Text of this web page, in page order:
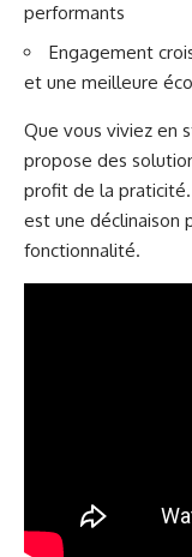
performants
Engagement
et une meilleure
Que vous viviez en
propose des
profit de la praticité.
est une déclinaison
fonctionnalité.